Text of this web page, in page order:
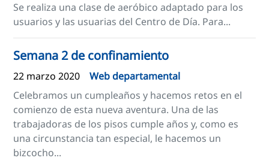
Se realiza una clase de aeróbico adaptado para los
usuarios y las usuarias del Centro de Día. Para...
Semana 2 de confinamiento
22 marzo 2020
Web departamental
Celebramos un cumpleaños y hacemos retos en el
comienzo de esta nueva aventura. Una de las
trabajadoras de los pisos cumple años y, como es
una circunstancia tan especial, le hacemos un
bizcocho...